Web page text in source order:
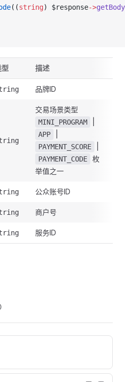
((string) $response->getBody
描述
品牌ID
交易场景类型
MINI_PROGRAM
APP
PAYMENT_SCORE
PAYMENT_CODE
枚
举值之一
公众账号ID
商户号
服务ID